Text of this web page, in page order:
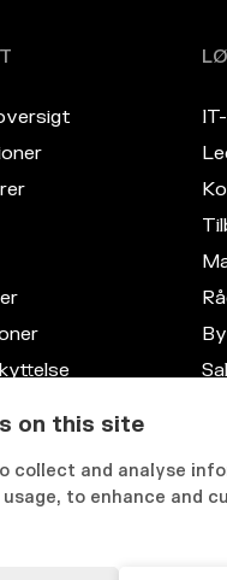
on this site
collect and analyse
to enhance and